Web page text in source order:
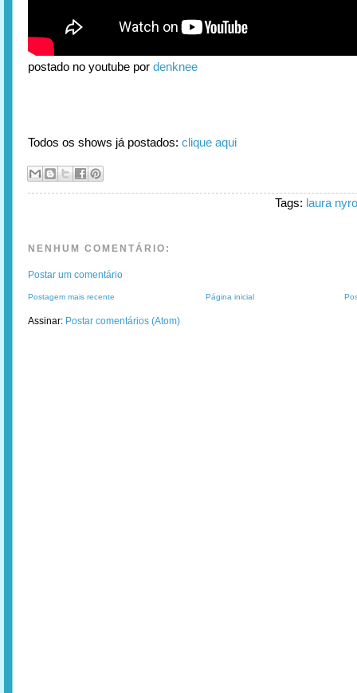
postado no youtube por denknee
Todos os shows já postados: clique aqui
Tags: laura nyro
NENHUM COMENTÁRIO:
Postar um comentário
Postagem mais recente Página inicial
Assinar: Postar comentários (Atom)